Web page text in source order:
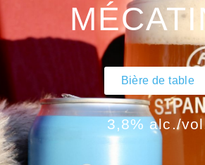
Bière de table
3,8% alc./